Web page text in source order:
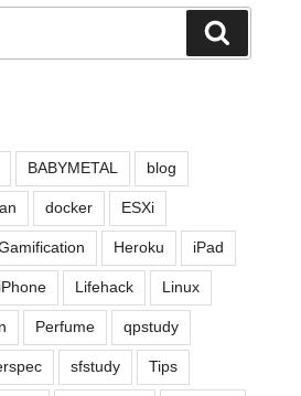
索
BABYMETAL blog
docker ESXi
Heroku iPad
Lifehack Linux
Perfume qpstudy
sfstudy Tips